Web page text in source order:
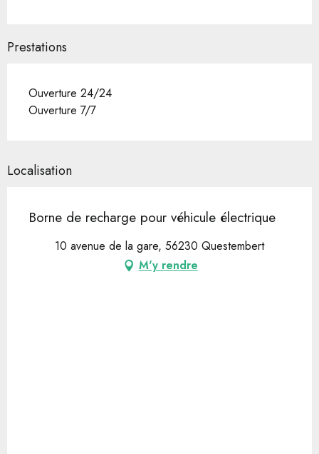
Prestations
Ouverture 24/24
Ouverture 7/7
Localisation
Borne de recharge pour véhicule électrique
10 avenue de la gare, 56230 Questembert
M'y rendre